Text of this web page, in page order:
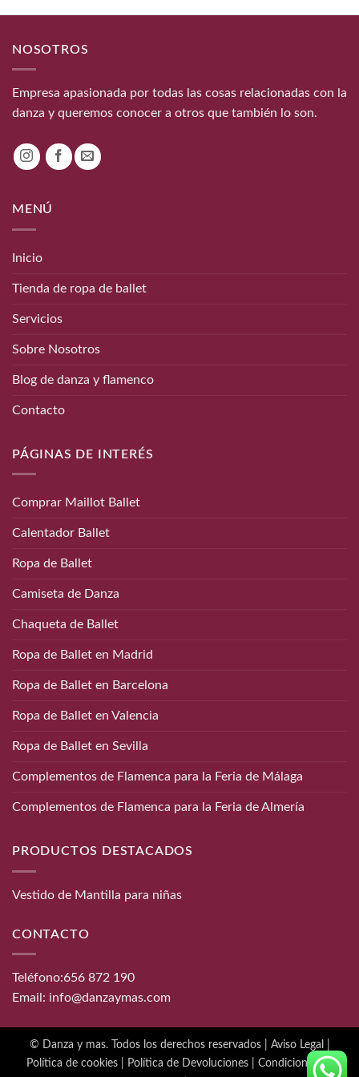
NOSOTROS
Empresa apasionada por todas las cosas relacionadas con la
danza y queremos conocer a otros que también lo son.
MENÚ
Inicio
Tienda de ropa de ballet
Servicios
Sobre Nosotros
Blog de danza y flamenco
Contacto
PÁGINAS DE INTERÉS
Comprar Maillot Ballet
Calentador Ballet
Ropa de Ballet
Camiseta de Danza
Chaqueta de Ballet
Ropa de Ballet en Madrid
Ropa de Ballet en Barcelona
Ropa de Ballet en Valencia
Ropa de Ballet en Sevilla
Complementos de Flamenca para la Feria de Málaga
Complementos de Flamenca para la Feria de Almería
PRODUCTOS DESTACADOS
Vestido de Mantilla para niñas
CONTACTO
Teléfono:656 872 190
Email: info@danzaymas.com
© Danza y mas. Todos los derechos reservados | Aviso Legal
Política de cookies| Política de Devoluciones| Condiciones de